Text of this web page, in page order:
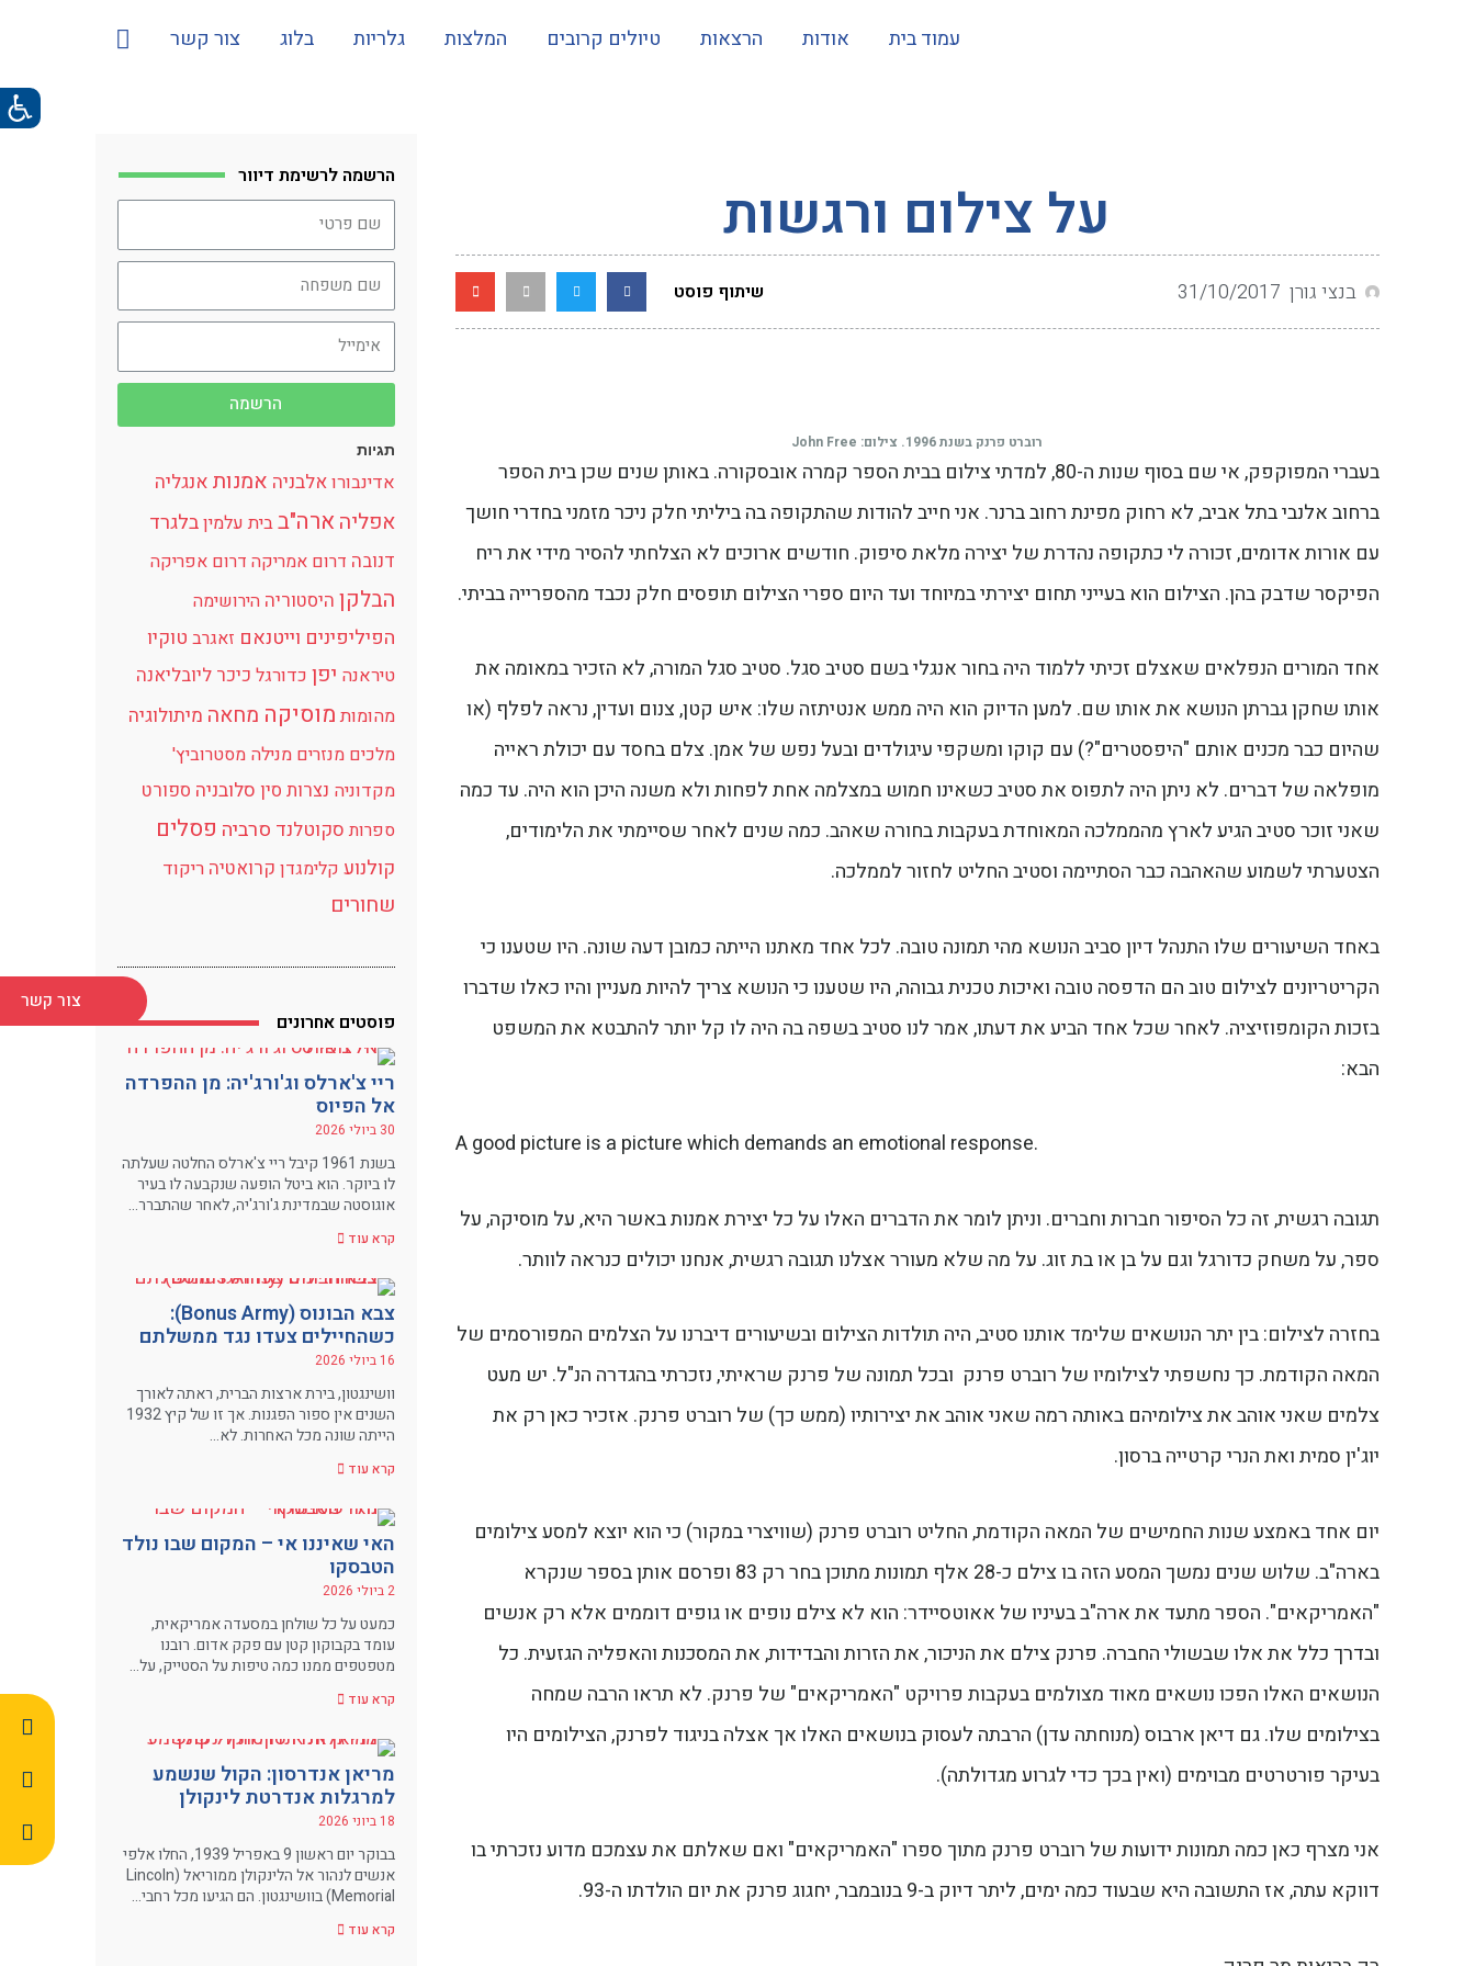
עמוד בית אודות הרצאות טיולים קרובים המלצות גלריות בלוג צור קשר
על צילום ורגשות
בנצי גורן 31/10/2017 שיתוף פוסט
רוברט פרנק בשנת 1996. צילום: John Free
בעברי המפוקפק, אי שם בסוף שנות ה-80, למדתי צילום בבית הספר קמרה אובסקורה. באותן שנים שכן בית הספר
ברחוב אלנבי בתל אביב, לא רחוק מפינת רחוב ברנר. אני חייב להודות שהתקופה בה ביליתי חלק ניכר מזמני בחדרי חושך
עם אורות אדומים, זכורה לי כתקופה נהדרת של יצירה מלאת סיפוק. חודשים ארוכים לא הצלחתי להסיר מידי את ריח
הפיקסר שדבק בהן. הצילום הוא בעייני תחום יצירתי במיוחד ועד היום ספרי הצילום תופסים חלק נכבד מהספרייה בביתי.
אחד המורים הנפלאים שאצלם זכיתי ללמוד היה בחור אנגלי בשם סטיב סגל. סטיב סגל המורה, לא הזכיר במאומה את
אותו שחקן גברתן הנושא את אותו שם. למען הדיוק הוא היה ממש אנטיתזה שלו: איש קטן, צנום ועדין, נראה לפלף (או
שהיום כבר מכנים אותם "היפסטרים"?) עם קוקו ומשקפי עיגולדים ובעל נפש של אמן. צלם בחסד עם יכולת ראייה
מופלאה של דברים. לא ניתן היה לתפוס את סטיב כשאינו חמוש במצלמה אחת לפחות ולא משנה היכן הוא היה. עד כמה
שאני זוכר סטיב הגיע לארץ מהממלכה המאוחדת בעקבות בחורה שאהב. כמה שנים לאחר שסיימתי את הלימודים,
הצטערתי לשמוע שהאהבה כבר הסתיימה וסטיב החליט לחזור לממלכה.
באחד השיעורים שלו התנהל דיון סביב הנושא מהי תמונה טובה. לכל אחד מאתנו הייתה כמובן דעה שונה. היו שטענו כי
הקריטריונים לצילום טוב הם הדפסה טובה ואיכות טכנית גבוהה, היו שטענו כי הנושא צריך להיות מעניין והיו כאלו שדברו
בזכות הקומפוזיציה. לאחר שכל אחד הביע את דעתו, אמר לנו סטיב בשפה בה היה לו קל יותר להתבטא את המשפט
הבא:
A good picture is a picture which demands an emotional response.
תגובה רגשית, זה כל הסיפור חברות וחברים. וניתן לומר את הדברים האלו על כל יצירת אמנות באשר היא, על מוסיקה, על
ספר, על משחק כדורגל וגם על בן או בת זוג. על מה שלא מעורר אצלנו תגובה רגשית, אנחנו יכולים כנראה לוותר.
בחזרה לצילום: בין יתר הנושאים שלימד אותנו סטיב, היה תולדות הצילום ובשיעורים דיברנו על הצלמים המפורסמים של
המאה הקודמת. כך נחשפתי לצילומיו של רוברט פרנק ובכל תמונה של פרנק שראיתי, נזכרתי בהגדרה הנ"ל. יש מעט
צלמים שאני אוהב את צילומיהם באותה רמה שאני אוהב את יצירותיו (ממש כך) של רוברט פרנק. אזכיר כאן רק את
יוג'ין סמית ואת הנרי קרטייה ברסון.
יום אחד באמצע שנות החמישים של המאה הקודמת, החליט רוברט פרנק (שוויצרי במקור) כי הוא יוצא למסע צילומים
בארה"ב. שלוש שנים נמשך המסע הזה בו צילם כ-28 אלף תמונות מתוכן בחר רק 83 ופרסם אותן בספר שנקרא
"האמריקאים". הספר מתעד את ארה"ב בעיניו של אאוטסיידר: הוא לא צילם נופים או גופים דוממים אלא רק אנשים
ובדרך כלל את אלו שבשולי החברה. פרנק צילם את הניכור, את הזרות והבדידות, את המסכנות והאפליה הגזעית. כל
הנושאים האלו הפכו נושאים מאוד מצולמים בעקבות פרויקט "האמריקאים" של פרנק. לא תראו הרבה שמחה
בצילומים שלו. גם דיאן ארבוס (מנוחתה עדן) הרבתה לעסוק בנושאים האלו אך אצלה בניגוד לפרנק, הצילומים היו
בעיקר פורטרטים מבוימים (ואין בכך כדי לגרוע מגדולתה).
אני מצרף כאן כמה תמונות ידועות של רוברט פרנק מתוך ספרו "האמריקאים" ואם שאלתם את עצמכם מדוע נזכרתי בו
דווקא עתה, אז התשובה היא שבעוד כמה ימים, ליתר דיוק ב-9 בנובמבר, יחגוג פרנק את יום הולדתו ה-93.
צור קשר
הרשמה לרשימת דיוור
הרשמה
תגיות
אדינבורואלבניה אמנות אנגליה
אפליה ארה"בבית עלמיןבלגרד
דנובה דרום אמריקה דרום אפריקה
הבלקן היסטוריה הירושימה
הפיליפינים וייטנאם זאגרב טוקיו
טיראנה יפן כדורגל כיכר ליובליאנה
מהומותמוסיקה מחאה מיתולוגיה
מלכים מנזרים מנילה מסטרוביץ'
מקדוניה נצרות סין סלובניה ספורט
ספרותסקוטלנד סרביה פסלים
קולנוע קלימגדן קרואטיה ריקוד
שחורים
פוסטים אחרונים
ריי צ'ארלס וג'ורג'יה: מן ההפרדה
אל הפיוס
30 ביולי 2026
בשנת 1961 קיבל ריי צ'ארלס החלטה שעלתה
לו ביוקר. הוא ביטל הופעה שנקבעה לו בעיר
אוגוסטה שבמדינת ג'ורג'יה, לאחר שהתברר…
קרא עוד
צבא הבונוס (Bonus Army):
כשהחיילים צעדו נגד ממשלתם
16 ביולי 2026
וושינגטון, בירת ארצות הברית, ראתה לאורך
השנים אין ספור הפגנות. אך זו של קיץ 1932
הייתה שונה מכל האחרות. לא…
קרא עוד
האי שאיננו אי – המקום שבו נולד
הטבסקו
2 ביולי 2026
כמעט על כל שולחן במסעדה אמריקאית,
עומד בקבוקון קטן עם פקק אדום. רובנו
מטפטפים ממנו כמה טיפות על הסטייק, על…
קרא עוד
מריאן אנדרסון: הקול שנשמע
למרגלות אנדרטת לינקולן
18 ביוני 2026
בבוקר יום ראשון 9 באפריל 1939, החלו אלפי
אנשים לנהור אל הלינקולן ממוריאל (Lincoln
Memorial) בוושינגטון. הם הגיעו מכל רחבי…
קרא עוד